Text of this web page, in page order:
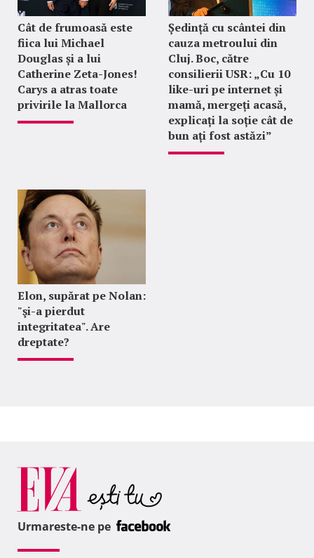
Cât de frumoasă este
fiica lui Michael
Douglas și a lui
Catherine Zeta-Jones!
Carys a atras toate
privirile la Mallorca
Ședință cu scântei din
cauza metroului din
Cluj. Boc, către
consilierii USR: „Cu 10
like-uri pe internet și
mamă, mergeți acasă,
explicați la soție cât de
bun ați fost astăzi”
Elon, supărat pe Nolan:
"şi-a pierdut
integritatea". Are
dreptate?
Urmareste-ne pe